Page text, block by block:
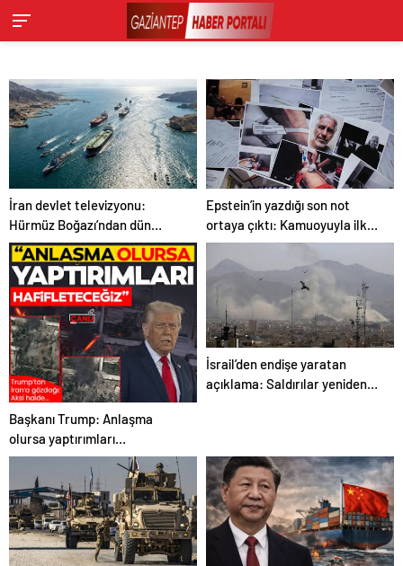
İran devlet televizyonu:
Hürmüz Boğazı’ndan dün
geceden beri 30’dan fazla
gemi geçiş yaptı
Epstein’in yazdığı son not
ortaya çıktı: Kamuoyuyla ilk
kez paylaşıldı
Başkanı Trump: Anlaşma
olursa yaptırımları
hafifleteceğiz! Aksi halde…
İsrail’den endişe yaratan
açıklama: Saldırılar yeniden